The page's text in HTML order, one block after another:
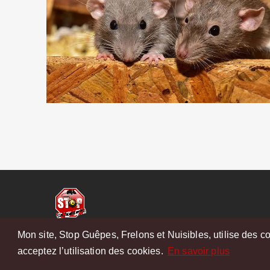
Mon site, Stop Guêpes, Frelons et Nuisibles, utilise des
acceptez l’utilisation des cookies. En savoir plus